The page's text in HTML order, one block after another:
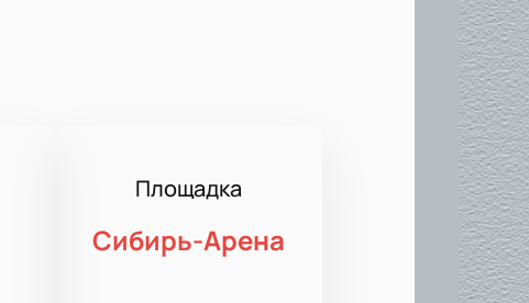
Площадка
Сибирь-Арена